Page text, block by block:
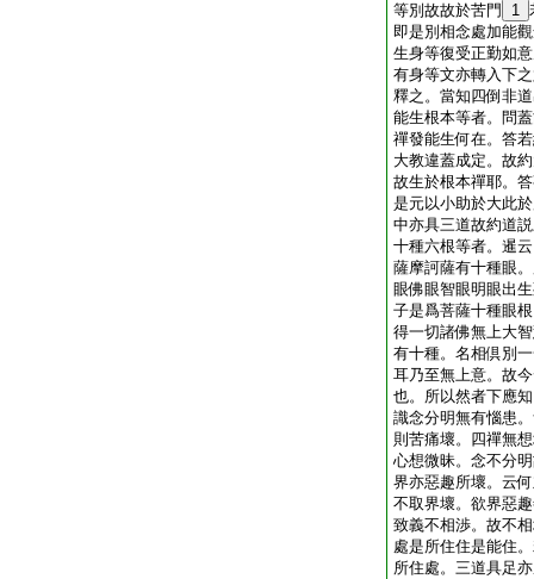
等別故故於苦門
1
即是別相念處加能
生身等復受正勤如
有身等文亦轉入下
釋之。當知四倒非
能生根本等者。問
禪發能生何在。答
大教違蓋成定。故
故生於根本禪耶。
是元以小助於大此
中亦具三道故約道
十種六根等者。暹
薩摩訶薩有十種眼
眼佛眼智眼明眼出
子是爲菩薩十種眼
得一切諸佛無上大
有十種。名相倶別
耳乃至無上意。故
也。所以然者下應
識念分明無有惱患
則苦痛壞。四禪無
心想微昧。念不分
界亦惡趣所壞。云
不取界壞。欲界惡
致義不相渉。故不
處是所住住是能住
所住處。三道具足